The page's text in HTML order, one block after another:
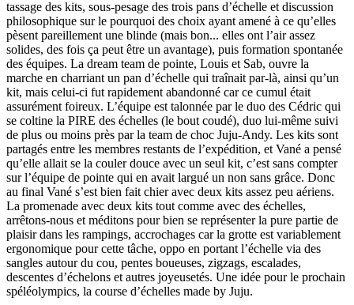
tassage des kits, sous-pesage des trois pans d’échelle et discussion
philosophique sur le pourquoi des choix ayant amené à ce qu’elles
pèsent pareillement une blinde (mais bon... elles ont l’air assez
solides, des fois ça peut être un avantage), puis formation spontanée
des équipes. La dream team de pointe, Louis et Sab, ouvre la
marche en charriant un pan d’échelle qui traînait par-là, ainsi qu’un
kit, mais celui-ci fut rapidement abandonné car ce cumul était
assurément foireux. L’équipe est talonnée par le duo des Cédric qui
se coltine la PIRE des échelles (le bout coudé), duo lui-même suivi
de plus ou moins près par la team de choc Juju-Andy. Les kits sont
partagés entre les membres restants de l’expédition, et Vané a pensé
qu’elle allait se la couler douce avec un seul kit, c’est sans compter
sur l’équipe de pointe qui en avait largué un non sans grâce. Donc
au final Vané s’est bien fait chier avec deux kits assez peu aériens.
La promenade avec deux kits tout comme avec des échelles,
arrêtons-nous et méditons pour bien se représenter la pure partie de
plaisir dans les rampings, accrochages car la grotte est variablement
ergonomique pour cette tâche, oppo en portant l’échelle via des
sangles autour du cou, pentes boueuses, zigzags, escalades,
descentes d’échelons et autres joyeusetés. Une idée pour le prochain
spéléolympics, la course d’échelles made by Juju.